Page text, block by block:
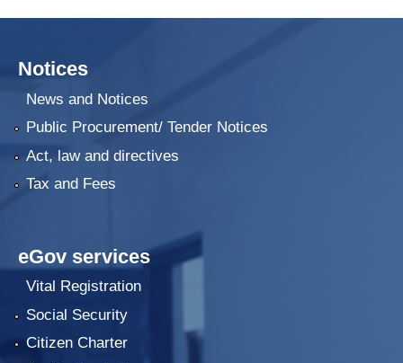
Notices
News and Notices
Public Procurement/ Tender Notices
Act, law and directives
Tax and Fees
eGov services
Vital Registration
Social Security
Citizen Charter